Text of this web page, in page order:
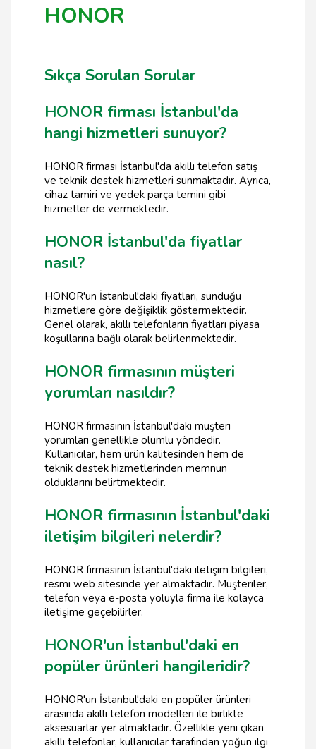
HONOR
Sıkça Sorulan Sorular
HONOR firması İstanbul'da
hangi hizmetleri sunuyor?
HONOR firması İstanbul'da akıllı telefon satış
ve teknik destek hizmetleri sunmaktadır. Ayrıca,
cihaz tamiri ve yedek parça temini gibi
hizmetler de vermektedir.
HONOR İstanbul'da fiyatlar
nasıl?
HONOR'un İstanbul'daki fiyatları, sunduğu
hizmetlere göre değişiklik göstermektedir.
Genel olarak, akıllı telefonların fiyatları piyasa
koşullarına bağlı olarak belirlenmektedir.
HONOR firmasının müşteri
yorumları nasıldır?
HONOR firmasının İstanbul'daki müşteri
yorumları genellikle olumlu yöndedir.
Kullanıcılar, hem ürün kalitesinden hem de
teknik destek hizmetlerinden memnun
olduklarını belirtmektedir.
HONOR firmasının İstanbul'daki
iletişim bilgileri nelerdir?
HONOR firmasının İstanbul'daki iletişim bilgileri,
resmi web sitesinde yer almaktadır. Müşteriler,
telefon veya e-posta yoluyla firma ile kolayca
iletişime geçebilirler.
HONOR'un İstanbul'daki en
popüler ürünleri hangileridir?
HONOR'un İstanbul'daki en popüler ürünleri
arasında akıllı telefon modelleri ile birlikte
aksesuarlar yer almaktadır. Özellikle yeni çıkan
akıllı telefonlar, kullanıcılar tarafından yoğun ilgi